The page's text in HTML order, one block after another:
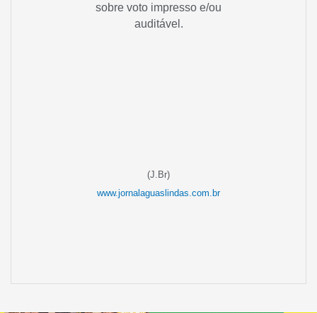
sobre voto impresso e/ou
auditável.
(J.Br)
www.jornalaguaslindas.com.br